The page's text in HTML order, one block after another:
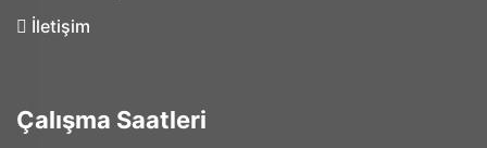
İletişim
Çalışma Saatleri